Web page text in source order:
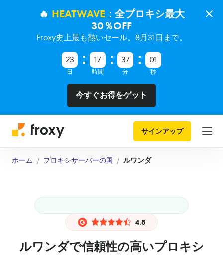
🔥 HEATWAVE：全プロキシ最大
30％OFF
Froxy史上最も熱いセール。8月31日まで。
23
日
17
時間
37
分
00
秒
今すぐお得をゲット
サインアップ
ホーム プロキシサーバーの国 ルワンダ
4.8
ルワンダで信頼性の高いプロキシ